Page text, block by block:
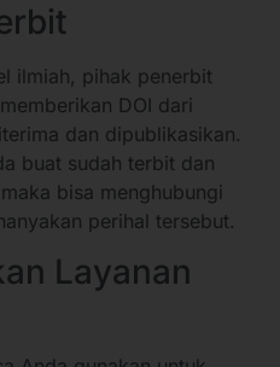
ilmiah, pihak penerbit
DOI dari
dan dipublikasikan.
buat sudah terbit dan
bisa menghubungi
perihal tersebut.
Layanan